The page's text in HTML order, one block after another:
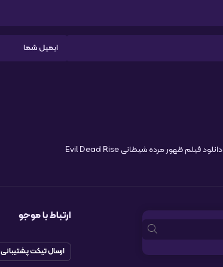
دانلود فیلم ظهور مرده شیطانی Evil Dead Rise
ارتباط با موجو
ارسال تیکت پشتیبانی